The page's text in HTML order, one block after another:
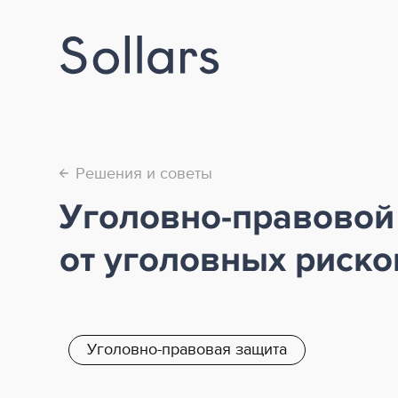
← Решения и советы
Уголовно-
от уголовных
Уголовно-правовая защита